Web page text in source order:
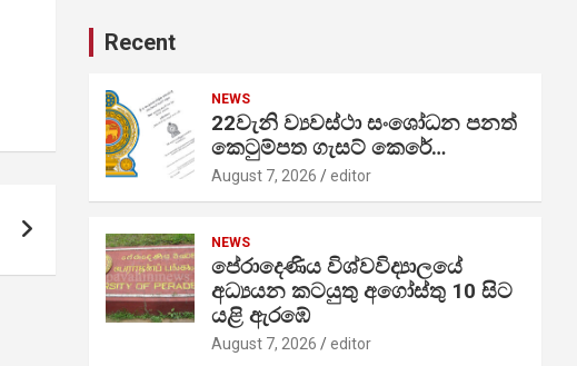
Recent
NEWS
22වැනි ව්‍යවස්ථා සංශෝධන පනත්
කෙටුම්පත ගැසට් කෙරේ…
August 7, 2026 editor
NEWS
පේරාදෙණිය විශ්වවිද්‍යාලයේ
අධ්‍යයන කටයුතු අගෝස්තු 10 සිට
යළි ඇරඹේ
August 7, 2026 editor